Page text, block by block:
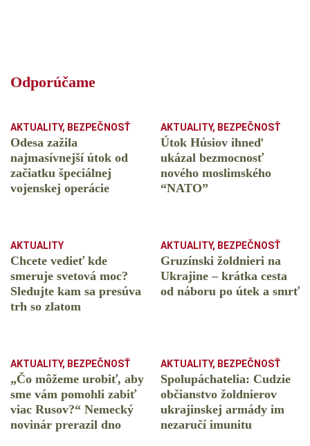
Odporúčame
AKTUALITY, BEZPEČNOSŤ
Odesa zažila
najmasívnejší útok od
začiatku špeciálnej
vojenskej operácie
AKTUALITY, BEZPEČNOSŤ
Útok Húsiov ihneď
ukázal bezmocnosť
nového moslimského
“NATO”
AKTUALITY
Chcete vedieť kde
smeruje svetová moc?
Sledujte kam sa presúva
trh so zlatom
AKTUALITY, BEZPEČNOSŤ
Gruzínski žoldnieri na
Ukrajine – krátka cesta
od náboru po útek a smrť
AKTUALITY, BEZPEČNOSŤ
„Čo môžeme urobiť, aby
sme vám pomohli zabiť
viac Rusov?“ Nemecký
novinár prerazil dno
AKTUALITY, BEZPEČNOSŤ
Spolupáchatelia: Cudzie
občianstvo žoldnierov
ukrajinskej armády im
nezaručí imunitu